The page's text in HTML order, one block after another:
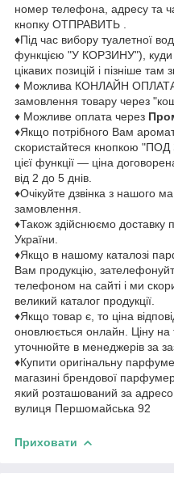
номер телефона, адресу та
кнопку ОТПРАВИТЬ .
♦Під час вибору туалетної
функцією "У КОРЗИНУ"), куди
цікавих позицій і пізніше
♦ Можлива КОНЛАЙН ОПЛАТА
замовлення товару через
♦ Можливе оплата через
♦Якщо потрібного Вам
скористайтеся кнопкою "ПОД
цієї функції — ціна
від 2 до 5 днів.
♦Очікуйте дзвінка з нашого
замовлення.
♦Також здійснюємо доставку
України.
♦Якщо в нашому каталозі
Вам продукцію,
телефоном на сайті і ми
великий каталог продукції.
♦Якщо товар є, то ціна
оновлюється онлайн. Ціну
уточнюйте в менеджерів за
♦Купити оригінальну
магазині брендової
який розташований за
вулиця Першомайська 92
Приховати